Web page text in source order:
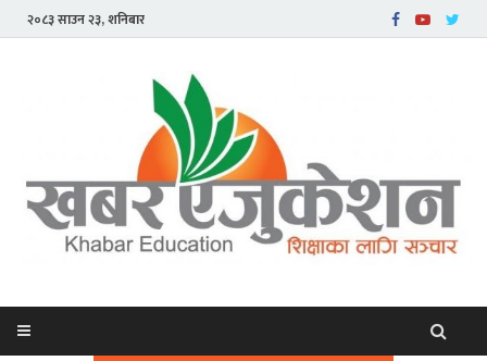
२०८३ साउन २३, शनिबार